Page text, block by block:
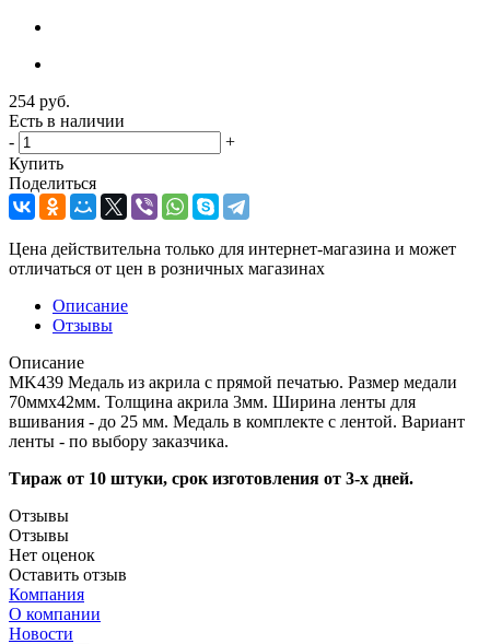
254 руб.
Есть в наличии
-
+
Купить
Поделиться
Цена действительна только для интернет-магазина и может
отличаться от цен в розничных магазинах
Описание
Отзывы
Описание
MK439 Медаль из акрила с прямой печатью. Размер медали
70ммх42мм. Толщина акрила 3мм. Ширина ленты для
вшивания - до 25 мм. Медаль в комплекте с лентой. Вариант
ленты - по выбору заказчика.
Тираж от 10 штуки, срок изготовления от 3-х дней.
Отзывы
Отзывы
Нет оценок
Оставить отзыв
Компания
О компании
Новости